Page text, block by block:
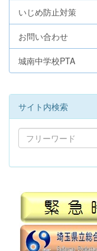
いじめ防止対策
お問い合わせ
城南中学校PTA
サイト内検索